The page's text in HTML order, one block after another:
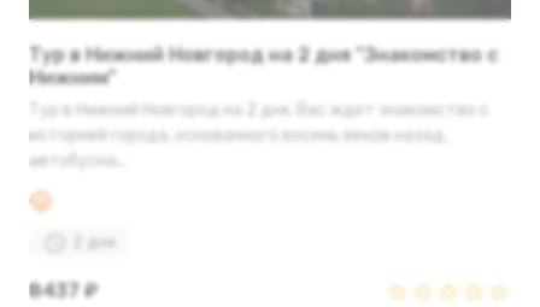
Тур в Нижний Новгород на 2 дня "Знакомство с
Нижним"
Тур в Нижний Новгород на 2 дня. Вас ждет знакомство с
историей города, основанного восемь веков назад,
автобусна...
2 дня
8437 ₽